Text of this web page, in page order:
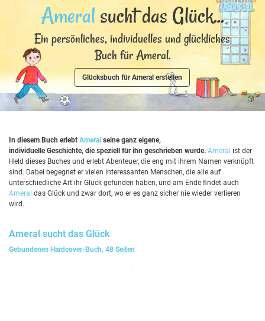
Ameralsucht das Glück...
Ein persönliches, individuelles und glückliches
Buch für Ameral.
Glücksbuch für Ameral erstellen
In diesem Buch erlebt Ameral seine ganz eigene,
individuelle Geschichte, die speziell für ihn geschrieben wurde. Ameral ist der
Held dieses Buches und erlebt Abenteuer, die eng mit ihrem Namen verknüpft
sind. Dabei begegnet er vielen interessanten Menschen, die alle auf
unterschiedliche Art ihr Glück gefunden haben, und am Ende findet auch
Ameral das Glück und zwar dort, wo er es ganz sicher nie wieder verlieren
wird.
Ameral sucht das Glück
Gebundenes Hardcover-Buch, 48 Seiten